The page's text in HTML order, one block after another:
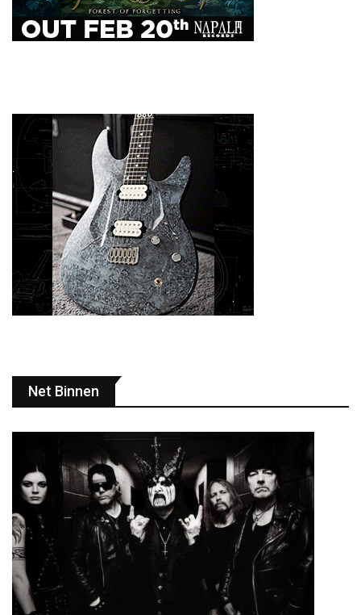
Net Binnen